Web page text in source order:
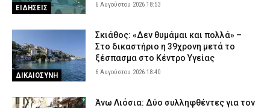
ΕΙΔΗΣΕΙΣ 6 Αυγούστου 2026 18:53
ΔΙΚΑΙΟΣΥΝΗ
Σκιάθος: «Δεν θυμάμαι και πολλά» –
Στο δικαστήριο η 39χρονη μετά το
ξέσπασμα στο Κέντρο Υγείας
6 Αυγούστου 2026 18:40
Άνω Λιόσια: Δύο συλληφθέντες για τον